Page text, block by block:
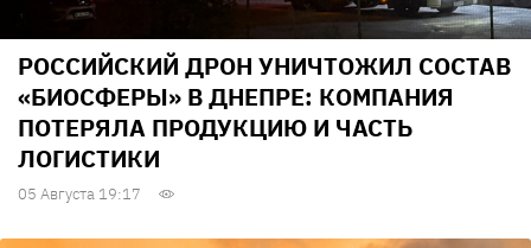
РОССИЙСКИЙ ДРОН УНИЧТОЖИЛ СОСТАВ
«БИОСФЕРЫ» В ДНЕПРЕ: КОМПАНИЯ
ПОТЕРЯЛА ПРОДУКЦИЮ И ЧАСТЬ
ЛОГИСТИКИ
05 Августа 19:17